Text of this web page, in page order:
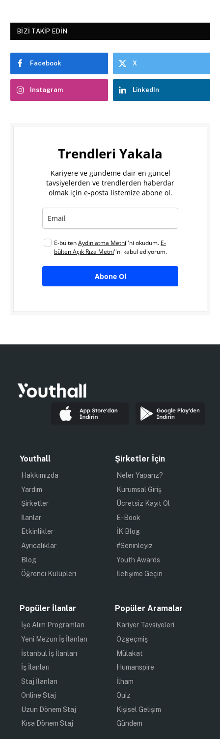
BIZI TAKIP EDIN
Facebook X
Instagram LinkedIn
Trendleri Yakala
Kariyere ve gündeme dair en güncel
tavsiyelerden ve trendlerden haberdar
olmak için e-posta listemize abone ol.
E-bültenAydınlatma Metni''ni okudum. E-
bülten Açık Rıza Metni''ni kabul ediyorum.
Abone Ol
Youthall
Hakkımızda
Yardım
Şirketler
İlanlar
Etkinlikler
Ayrıcalıklar
Blog
Öğrenci Kulüpleri
Şirketler İçin
Neler Yaparız?
Kurumsal Giriş
Ücretsiz Kayıt Ol
E-Book
İK Blog
#Seninleyiz
Youth Awards
İletişime Geçin
Popüler İlanlar
İşe Alım Programları
Yeni Mezun İş İlanları
İstanbul İş İlanları
İş İlanları
Staj İlanları
Online Staj
Uzun Dönem Staj
Kısa Dönem Staj
Popüler Aramalar
Kariyer Tavsiyeleri
Özgeçmiş
Mülakat
Humanspire
İlham
Quiz
Kişisel Gelişim
Gündem